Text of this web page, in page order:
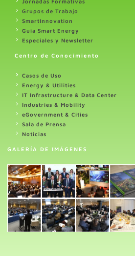
Grupos de Trabajo
SmartInnovation
Guia Smart Energy
Especiales y Newsletter
Centro de Conocimiento
Casos de Uso
Energy & Utilities
IT Infrastructure & Data Center
Industries & Mobility
eGovernment & Cities
Sala de Prensa
Noticias
GALERÍA DE IMÁGENES